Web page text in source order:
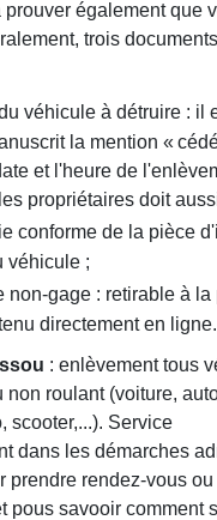
également que
trois
véhicule à détruire : il
la mention «
et l'heure de
propriétaires doit
conforme de la pièce
véhicule ;
non-gage : retirable à la
directement en ligne.
: enlèvement tous
non roulant (voiture,
scooter,...). Service
dans les démarches
prendre rendez-vous
pous savooir comment